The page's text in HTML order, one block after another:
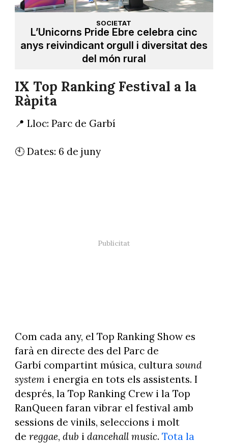
SOCIETAT
L’Unicorns Pride Ebre celebra cinc
anys reivindicant orgull i diversitat des
del món rural
IX Top Ranking Festival a la
Ràpita
📍 Lloc: Parc de Garbí
🕙 Dates: 6 de juny
Com cada any, el Top Ranking Show es
farà en directe des del Parc de
Garbí compartint música, cultura sound
systemi energia en tots els assistents. I
després, la Top Ranking Crew i la Top
RanQueen faran vibrar el festival amb
sessions de vinils, seleccions i molt
de reggae, dub i dancehall music. Tota la